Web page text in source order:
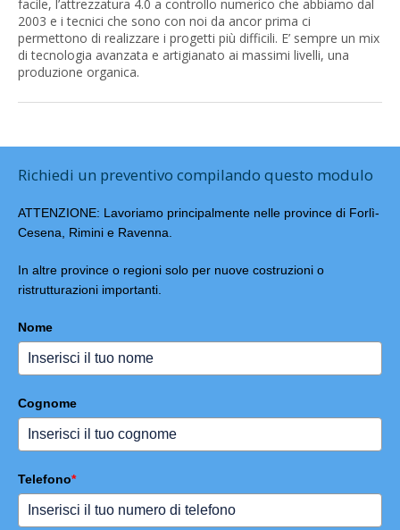
facile, l’attrezzatura 4.0 a controllo numerico che abbiamo dal
2003 e i tecnici che sono con noi da ancor prima ci
permettono di realizzare i progetti più difficili. E’ sempre un mix
di tecnologia avanzata e artigianato ai massimi livelli, una
produzione organica.
Richiedi un preventivo compilando questo modulo
ATTENZIONE: Lavoriamo principalmente nelle province di Forlì-
Cesena, Rimini e Ravenna.
In altre province o regioni solo per nuove costruzioni o
ristrutturazioni importanti.
Nome
Cognome
Telefono*